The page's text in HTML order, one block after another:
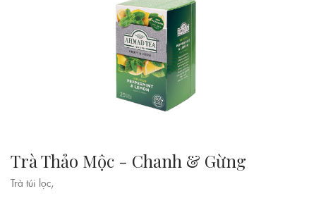
Trà Thảo Mộc - Chanh & Gừng
Trà túi lọc,